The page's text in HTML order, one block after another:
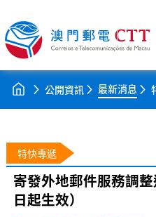
公開資訊 最新消息
特快專遞
寄發外地郵件服務調
日起生效）